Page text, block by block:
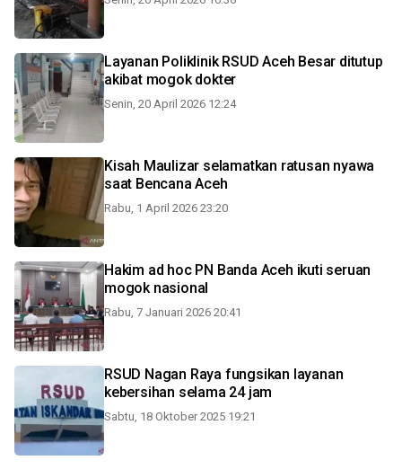
Layanan Poliklinik RSUD Aceh Besar ditutup
akibat mogok dokter
Senin, 20 April 2026 12:24
Kisah Maulizar selamatkan ratusan nyawa
saat Bencana Aceh
Rabu, 1 April 2026 23:20
Hakim ad hoc PN Banda Aceh ikuti seruan
mogok nasional
Rabu, 7 Januari 2026 20:41
RSUD Nagan Raya fungsikan layanan
kebersihan selama 24 jam
Sabtu, 18 Oktober 2025 19:21